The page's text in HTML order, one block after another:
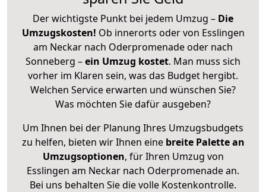
Der wichtigste Punkt bei jedem Umzug – Die
Umzugskosten! Ob innerorts oder von Esslingen
am Neckar nach Oderpromenade oder nach
Sonneberg –ein Umzug kostet. Man muss sich
vorher im Klaren sein, was das Budget hergibt.
Welchen Service erwarten und wünschen Sie?
Was möchten Sie dafür ausgeben?
Um Ihnen bei der Planung Ihres Umzugsbudgets
zu helfen, bieten wir Ihnen eine breite Palette an
Umzugsoptionen, für Ihren Umzug von
Esslingen am Neckar nach Oderpromenade an.
Bei uns behalten Sie die volle Kostenkontrolle.